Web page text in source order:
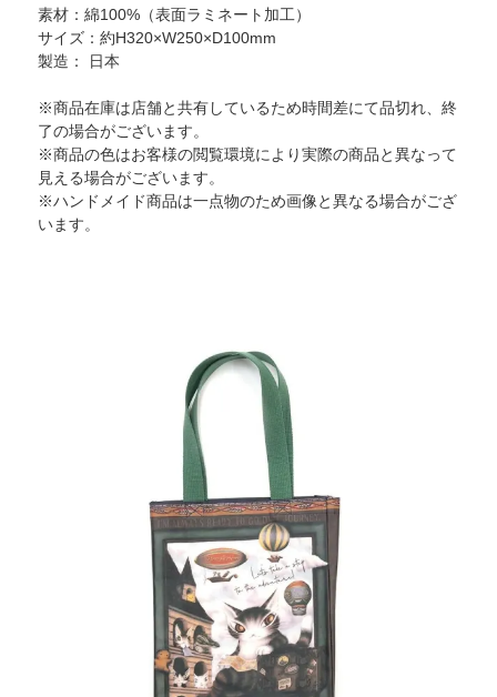
素材：綿100%（表面ラミネート加工）
サイズ：約H320×W250×D100mm
製造： 日本
※商品在庫は店舗と共有しているため時間差にて品切れ、終
了の場合がございます。
※商品の色はお客様の閲覧環境により実際の商品と異なって
見える場合がございます。
※ハンドメイド商品は一点物のため画像と異なる場合がござ
います。